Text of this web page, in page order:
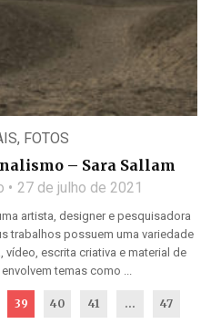
, FOTOS
– Sara Sallam
27 de julho de 2021
artista, designer e pesquisadora
trabalhos possuem uma variedade
escrita criativa e material de
temas como ...
39 40 41 … 47